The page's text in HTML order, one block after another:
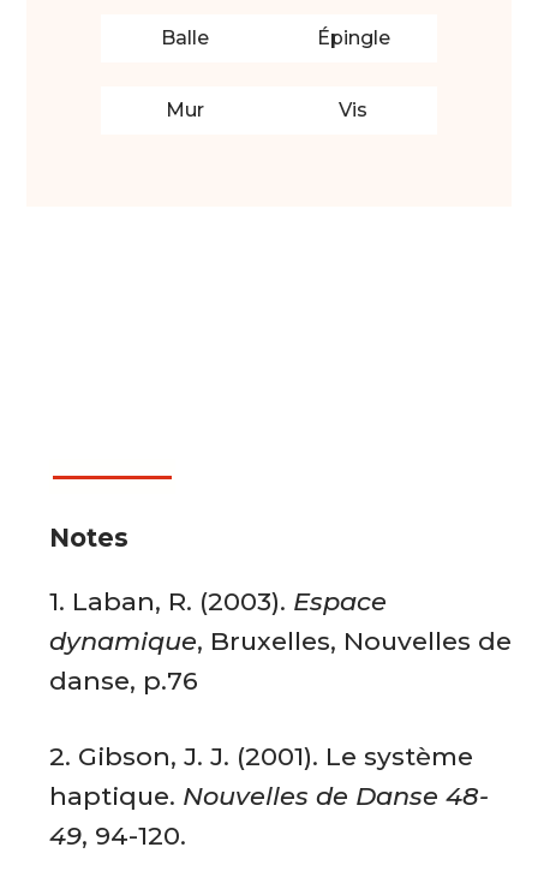
Balle Épingle
Mur Vis
Notes
1. Laban, R. (2003). Espace
dynamique, Bruxelles, Nouvelles de
danse, p.76
2. Gibson, J. J. (2001). Le système
haptique. Nouvelles de Danse 48-
49, 94-120.